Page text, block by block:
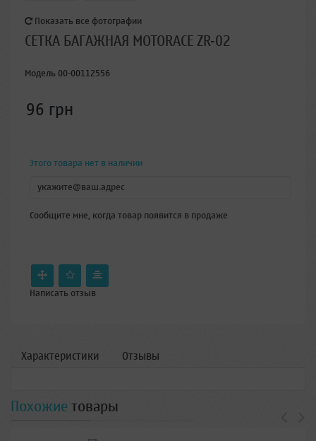
Показать все фотографии
СЕТКА БАГАЖНАЯ MOTORACE ZR-02
Модель 00-00112556
96 грн
Этого товара нет в наличии
Сообщите мне, когда товар появится в продаже
Написать отзыв
Характеристики Отзывы
Похожиетовары